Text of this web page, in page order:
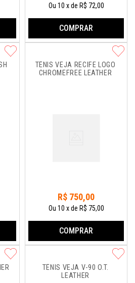
Ou 10 xde R$ 72,00
COMPRAR
TÊNIS VEJA RECIFE LOGO
CHROMEFREE LEATHER
R$ 750,00
Ou 10 xde R$ 75,00
COMPRAR
TÊNIS VEJA V-90 O.T.
LEATHER